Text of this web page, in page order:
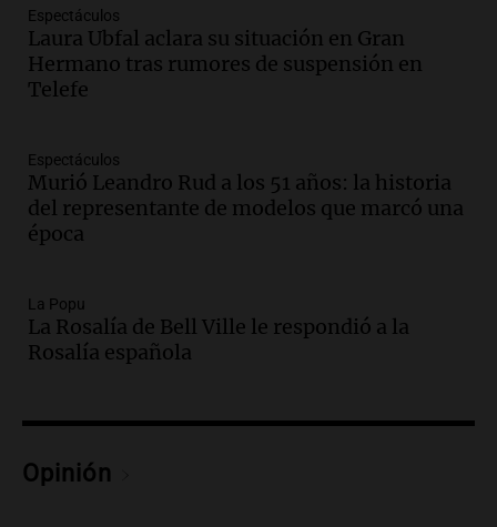
Audio.
descuentos de salarios de hasta 700.000
pesos, denuncia sindicato
Panorama Federal
Audio.
anciano de 88 años golpeado para
robarle un millón de pesos
Panorama Federal
Moyano para levantar la perimetral
sobre Candela Arizaga
Panorama Federal
en Estados Unidos
Espectáculos
Laura Ubfal aclara su situación en Gran
Hermano tras rumores de suspensión en
Telefe
Espectáculos
Murió Leandro Rud a los 51 años: la historia
del representante de modelos que marcó una
época
La Popu
La Rosalía de Bell Ville le respondió a la
Rosalía española
Opinión